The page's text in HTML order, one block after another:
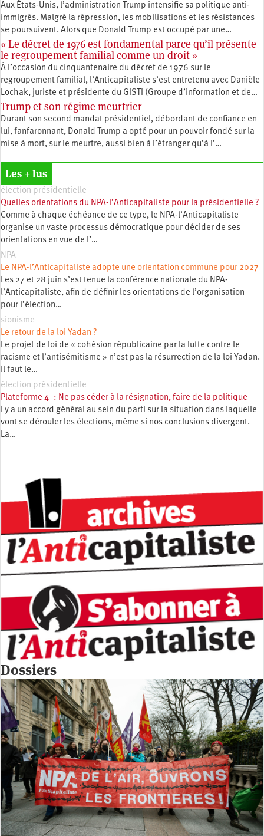
Aux États-Unis, l’administration Trump intensifie sa politique anti-
immigrés. Malgré la répression, les mobilisations et les résistances
se poursuivent. Alors que Donald Trump est occupé par une…
« Le décret de 1976 est fondamental parce qu’il présente
le regroupement familial comme un droit »
À l’occasion du cinquantenaire du décret de 1976 sur le
regroupement familial, l’Anticapitaliste s’est entretenu avec Danièle
Lochak, juriste et présidente du GISTI (Groupe d’information et de…
Trump et son régime meurtrier
Durant son second mandat présidentiel, débordant de confiance en
lui, fanfaronnant, Donald Trump a opté pour un pouvoir fondé sur la
mise à mort, sur le meurtre, aussi bien à l’étranger qu’à l’…
Les + lus
élection présidentielle
Quelles orientations du NPA-l’Anticapitaliste pour la présidentielle ?
Comme à chaque échéance de ce type, le NPA-l’Anticapitaliste
organise un vaste processus démocratique pour décider de ses
orientations en vue de l’…
NPA
Le NPA-l’Anticapitaliste adopte une orientation commune pour 2027
Les 27 et 28 juin s’est tenue la conférence nationale du NPA-
l’Anticapitaliste, afin de définir les orientations de l’organisation
pour l’élection…
sionisme
Le retour de la loi Yadan ?
Le projet de loi de « cohésion républicaine par la lutte contre le
racisme et l’antisémitisme » n’est pas la résurrection de la loi Yadan.
Il faut le…
élection présidentielle
Plateforme 4 : Ne pas céder à la résignation, faire de la politique
l y a un accord général au sein du parti sur la situation dans laquelle
vont se dérouler les élections, même si nos conclusions divergent.
La…
Dossiers